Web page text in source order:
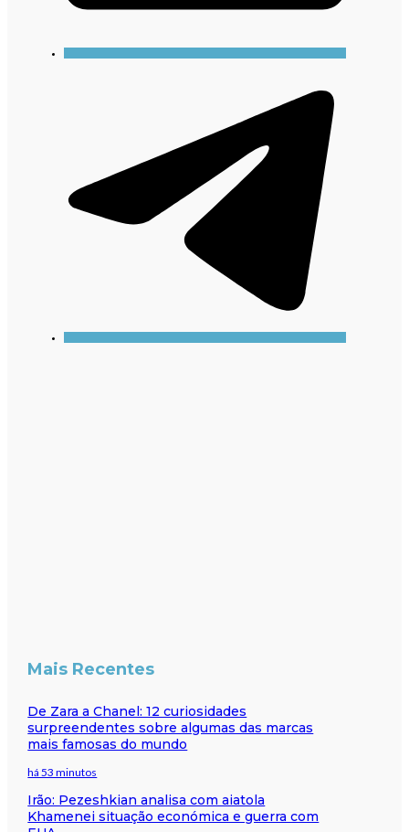
Mais Recentes
De Zara a Chanel: 12 curiosidades
surpreendentes sobre algumas das marcas
mais famosas do mundo
há 53 minutos
Irão: Pezeshkian analisa com aiatola
Khamenei situação económica e guerra com